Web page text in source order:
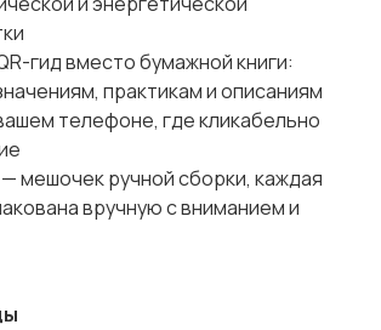
гид вместо бумажной книги:
практикам и описаниям
телефоне, где кликабельно
мешочек ручной сборки, каждая
вручную с вниманием и